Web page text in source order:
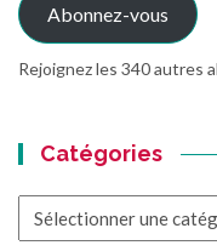
Abonnez-vous
Rejoignez les 340 autres
Catégories